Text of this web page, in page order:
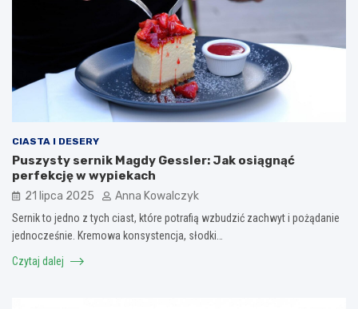
CIASTA I DESERY
Puszysty sernik Magdy Gessler: Jak osiągnąć
perfekcję w wypiekach
21 lipca 2025 Anna Kowalczyk
Sernik to jedno z tych ciast, które potrafią wzbudzić zachwyt i pożądanie
jednocześnie. Kremowa konsystencja, słodki…
Czytaj dalej